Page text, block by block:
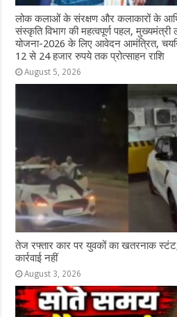
लोक कलाओं के संरक्षण और कलाकारों के
संस्कृति विभाग की महत्वपूर्ण पहल, मुख्यमंत्री
योजना-2026 के लिए आवेदन आमंत्रित,
12 से 24 हजार रुपये तक प्रोत्साहन राशि
August 5, 2026
तेज रफ्तार कार पर युवकों का खतरनाक
कार्रवाई नहीं
August 3, 2026